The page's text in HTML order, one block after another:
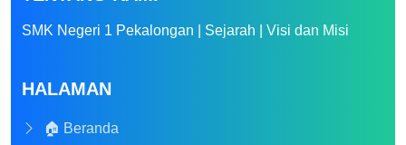
SMK Negeri 1 Pekalongan | Sejarah | Visi dan Misi
HALAMAN
🏠 Beranda